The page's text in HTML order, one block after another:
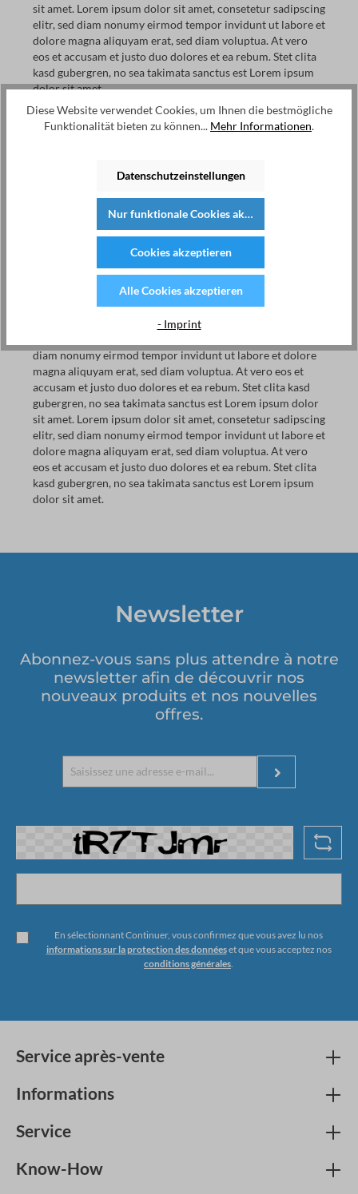
sit amet. Lorem ipsum dolor sit amet, consetetur sadipscing
elitr, sed diam nonumy eirmod tempor invidunt ut labore et
dolore magna aliquyam erat, sed diam voluptua. At vero
eos et accusam et justo duo dolores et ea rebum. Stet clita
kasd gubergren, no sea takimata sanctus est Lorem ipsum
dolor sit amet.
magna aliquyam erat, sed diam voluptua. At vero eos et
accusam et justo duo dolores et ea rebum. Stet clita kasd
gubergren, no sea takimata sanctus est Lorem ipsum dolor
sit amet. Lorem ipsum dolor sit amet, consetetur sadipscing
elitr, sed diam nonumy eirmod tempor invidunt ut labore et
dolore magna aliquyam erat, sed diam voluptua. At vero
eos et accusam et justo duo dolores et ea rebum. Stet clita
kasd gubergren, no sea takimata sanctus est Lorem ipsum
dolor sit amet.
diam nonumy eirmod tempor invidunt ut labore et dolore
magna aliquyam erat, sed diam voluptua. At vero eos et
accusam et justo duo dolores et ea rebum. Stet clita kasd
gubergren, no sea takimata sanctus est Lorem ipsum dolor
sit amet. Lorem ipsum dolor sit amet, consetetur sadipscing
elitr, sed diam nonumy eirmod tempor invidunt ut labore et
dolore magna aliquyam erat, sed diam voluptua. At vero
eos et accusam et justo duo dolores et ea rebum. Stet clita
kasd gubergren, no sea takimata sanctus est Lorem ipsum
dolor sit amet.
Newsletter
Abonnez-vous sans plus attendre à notre
newsletter afin de découvrir nos
nouveaux produits et nos nouvelles
offres.
En sélectionnant Continuer, vous confirmez que vous avez lu nos
informations sur la protection des donnéeset que vous acceptez nos
conditions générales.
Service après-vente
Informations
Service
Know-How
Diese Website verwendet Cookies, um Ihnen die bestmögliche
Funktionalität bieten zu können... Mehr Informationen.
Datenschutzeinstellungen
Nur funktionale Cookies akzeptieren
Cookies akzeptieren
Alle Cookies akzeptieren
- Imprint